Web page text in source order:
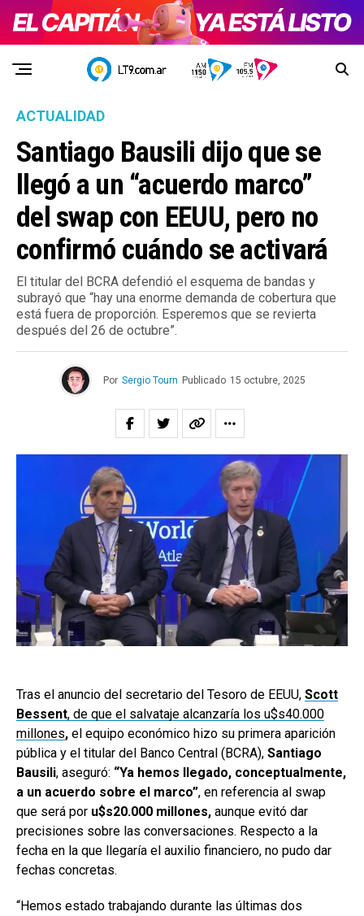
ACTUALIDAD
Santiago Bausili dijo que se
llegó a un “acuerdo marco”
del swap con EEUU, pero no
confirmó cuándo se activará
El titular del BCRA defendió el esquema de bandas y
subrayó que “hay una enorme demanda de cobertura que
está fuera de proporción. Esperemos que se revierta
después del 26 de octubre”.
Por Sergio Tourn Publicado 15 octubre, 2025
Tras el anuncio del secretario del Tesoro de EEUU, Scott
Bessent, de que el salvataje alcanzaría los u$s40.000
millones, el equipo económico hizo su primera aparición
pública y el titular del Banco Central (BCRA), Santiago
Bausili, aseguró: “Ya hemos llegado, conceptualmente,
a un acuerdo sobre el marco”, en referencia al swap
que será por u$s20.000 millones, aunque evitó dar
precisiones sobre las conversaciones. Respecto a la
fecha en la que llegaría el auxilio financiero, no pudo dar
fechas concretas.
“Hemos estado trabajando durante las últimas dos